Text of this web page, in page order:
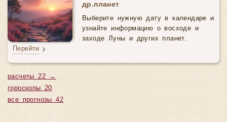
др.планет
Выберите нужную дату в календаре и
узнайте информацию о восходе и
заходе Луны и других планет.
Перейти
расчеты 22 →
гороскопы 20
все прогнозы 42